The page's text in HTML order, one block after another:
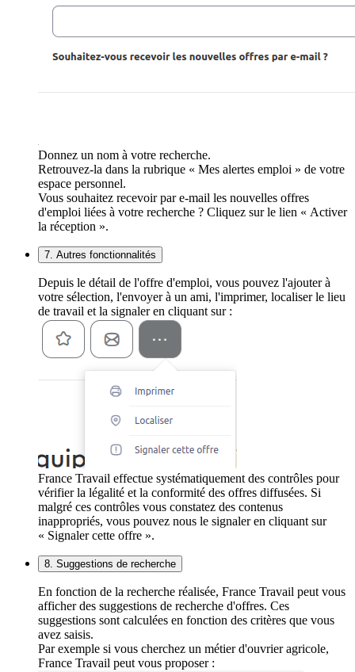
Donnez un nom à votre recherche.
Retrouvez-la dans la rubrique « Mes alertes emploi » de votre
espace personnel.
Vous souhaitez recevoir par e-mail les nouvelles offres
d'emploi liées à votre recherche ? Cliquez sur le lien « Activer
la réception ».
7. Autres fonctionnalités
Depuis le détail de l'offre d'emploi, vous pouvez l'ajouter à
votre sélection, l'envoyer à un ami, l'imprimer, localiser le lieu
de travail et la signaler en cliquant sur :
France Travail effectue systématiquement des contrôles pour
vérifier la légalité et la conformité des offres diffusées. Si
malgré ces contrôles vous constatez des contenus
inappropriés, vous pouvez nous le signaler en cliquant sur
« Signaler cette offre ».
8. Suggestions de recherche
En fonction de la recherche réalisée, France Travail peut vous
afficher des suggestions de recherche d'offres. Ces
suggestions sont calculées en fonction des critères que vous
avez saisis.
Par exemple si vous cherchez un métier d'ouvrier agricole,
France Travail peut vous proposer :